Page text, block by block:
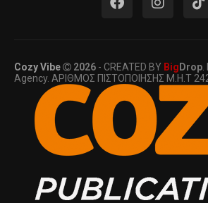
Cozy Vibe 2026 - CREATED BY Big Drop.
Agency. ΑΡΙΘΜΟΣ ΠΙΣΤΟΠΟΙΗΣΗΣ Μ.Η.Τ